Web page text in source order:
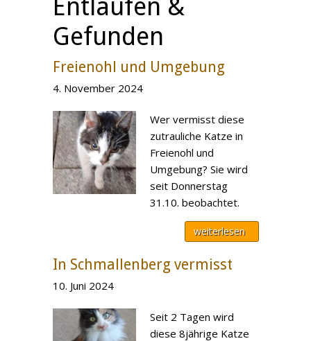
Entlaufen &
Gefunden
Freienohl und Umgebung
4. November 2024
Wer vermisst diese
zutrauliche Katze in
Freienohl und
Umgebung? Sie wird
seit Donnerstag
31.10. beobachtet.
weiterlesen
In Schmallenberg vermisst
10. Juni 2024
Seit 2 Tagen wird
diese 8jährige Katze